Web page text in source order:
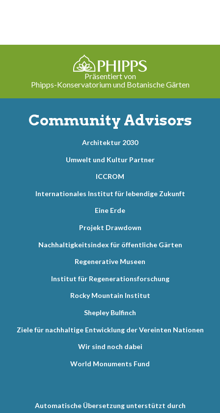
Präsentiert von
Phipps-Konservatorium und Botanische Gärten
Community Advisors
Architektur 2030
Umwelt und Kultur Partner
ICCROM
Internationales Institut für lebendige Zukunft
Eine Erde
Projekt Drawdown
Nachhaltigkeitsindex für öffentliche Gärten
Regenerative Museen
Institut für Regenerationsforschung
Rocky Mountain Institut
Shepley Bulfinch
Ziele für nachhaltige Entwicklung der Vereinten Nationen
Wir sind noch dabei
World Monuments Fund
Automatische Übersetzung unterstützt durch